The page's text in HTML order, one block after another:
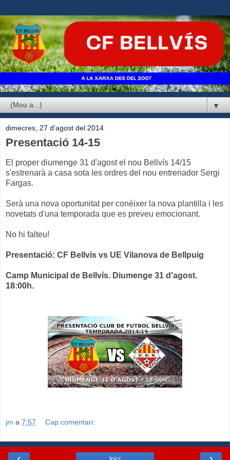
▼
dimecres, 27 d’agost del 2014
Presentació 14-15
El proper diumenge 31 d'agost el nou Bellvís 14/15
s'estrenarà a casa sota les ordres del nou entrenador Sergi
Fargas.
Serà una nova oportunitat per conèixer la nova plantilla i les
novetats d'una temporada que es preveu emocionant.
No hi falteu!
Presentació: CF Bellvís vs UE Vilanova de Bellpuig
Camp Municipal de Bellvís. Diumenge 31 d'agost.
18:00h.
jm a 7:57 Cap comentari: